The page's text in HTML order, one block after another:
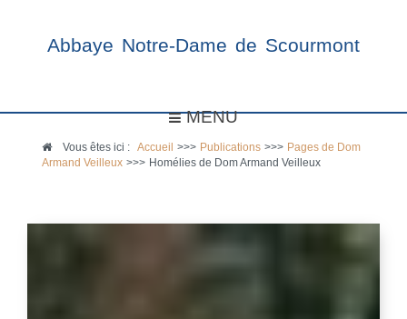
Abbaye Notre-Dame de Scourmont
MENU
Vous êtes ici :Accueil >>> Publications >>> Pages de Dom
Armand Veilleux >>> Homélies de Dom Armand Veilleux